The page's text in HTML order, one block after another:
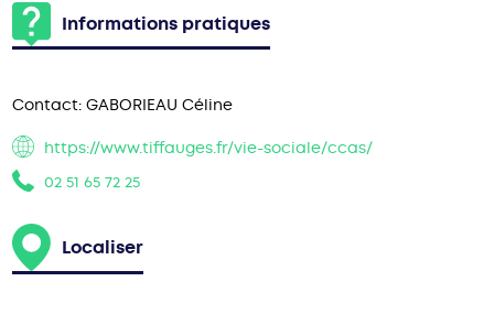
Informations pratiques
Contact:GABORIEAU Céline
https://www.tiffauges.fr/vie-sociale/ccas/
02 51 65 72 25
Localiser